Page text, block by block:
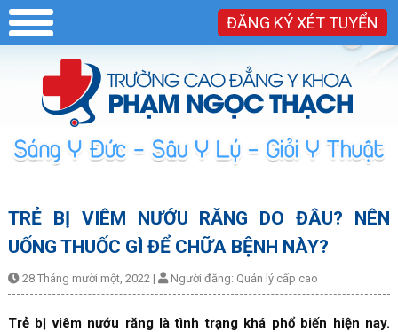
ĐĂNG KÝ XÉT TUYỂN
TRẺ BỊ VIÊM NƯỚU RĂNG DO ĐÂU? NÊN
UỐNG THUỐC GÌ ĐỂ CHỮA BỆNH NÀY?
28 Tháng mười một, 2022 | Người đăng: Quản lý cấp cao
Trẻ bị viêm nướu răng là tình trạng khá phổ biến hiện nay.